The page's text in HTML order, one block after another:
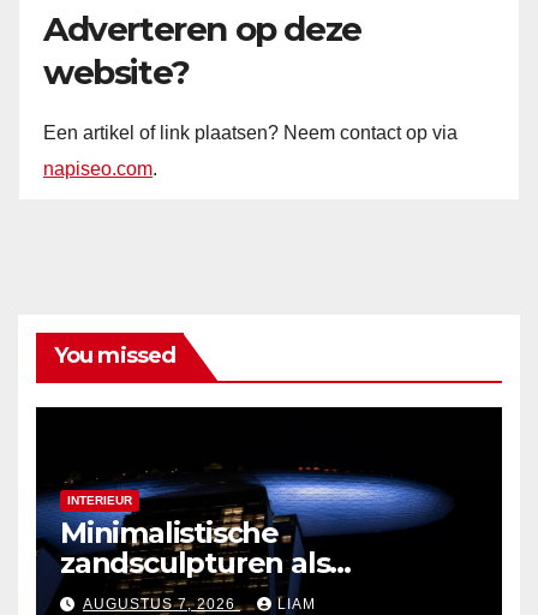
Adverteren op deze
website?
Een artikel of link plaatsen? Neem contact op via
napiseo.com.
You missed
INTERIEUR
Minimalistische
zandsculpturen als
interieurdecoratie
AUGUSTUS 7, 2026 LIAM